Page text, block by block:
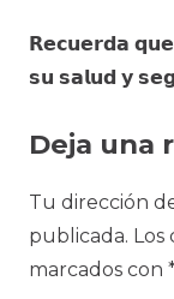
𝗥𝗲𝗰𝘂𝗲𝗿𝗱𝗮
𝘀𝘂 𝘀𝗮𝗹𝘂𝗱 𝘆
Deja una
Tu dirección
publicada. Los
marcados con